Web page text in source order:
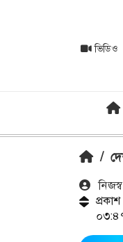
ভিডিও
/